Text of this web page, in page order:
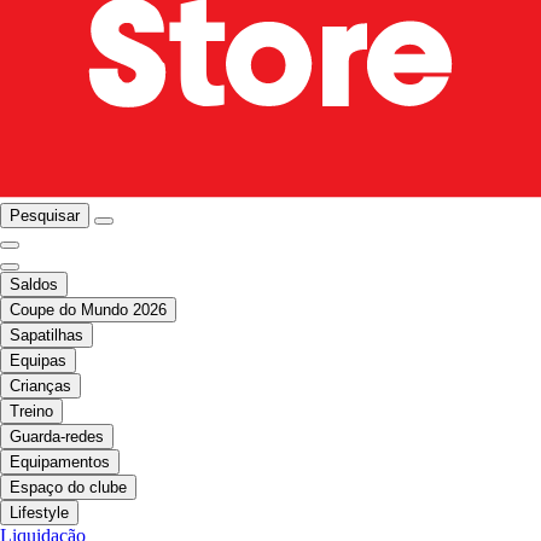
Pesquisar
Saldos
Coupe do Mundo 2026
Sapatilhas
Equipas
Crianças
Treino
Guarda-redes
Equipamentos
Espaço do clube
Lifestyle
Liquidação